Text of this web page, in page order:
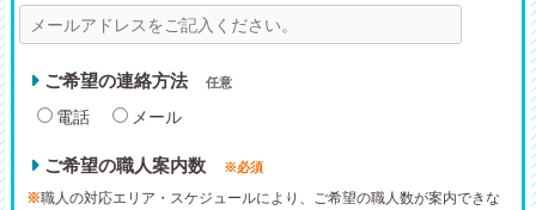
ご希望の連絡方法 任意
電話 メール
ご希望の職人案内数 ※必須
※職人の対応エリア・スケジュールにより、ご希望の職人数が案内できな